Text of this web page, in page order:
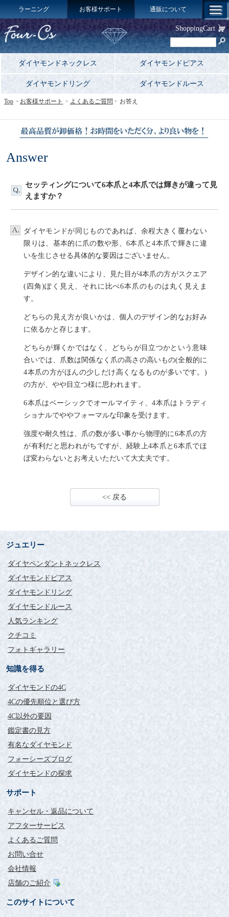
ラーニング お客様サポート 通販について
ダイヤモンドネックレス ダイヤモンドピアス
ダイヤモンドリング ダイヤモンドルース
Answer
セッティングについて6本爪と4本爪では輝きが違って見
えますか？
ダイヤモンドが同じものであれば、余程大きく覆わない
限りは、基本的に爪の数や形、6本爪と4本爪で輝きに違
いを生じさせる具体的な要因はございません。
デザイン的な違いにより、見た目が4本爪の方がスクエア
(四角)ぽく見え、それに比べ6本爪のものは丸く見えま
す。
どちらの見え方が良いかは、個人のデザイン的なお好み
に依るかと存じます。
どちらが輝くかではなく、どちらが目立つかという意味
合いでは、爪数は関係なく爪の高さの高いもの(全般的に
4本爪の方がほんの少しだけ高くなるものが多いです。)
の方が、やや目立つ様に思われます。
6本爪はベーシックでオールマイティ、4本爪はトラディ
ショナルでややフォーマルな印象を受けます。
強度や耐久性は、爪の数が多い事から物理的に6本爪の方
が有利だと思われがちですが、経験上4本爪と6本爪でほ
ぼ変わらないとお考えいただいて大丈夫です。
<< 戻る
Top お客様サポート よくあるご質問 お答え
ShoppingCart
ジュエリー
ダイヤペンダントネックレス
ダイヤモンドピアス
ダイヤモンドリング
ダイヤモンドルース
人気ランキング
クチコミ
フォトギャラリー
知識を得る
ダイヤモンドの4C
4Cの優先順位と選び方
4C以外の要因
鑑定書の見方
有名なダイヤモンド
フォーシーズブログ
ダイヤモンドの探求
サポート
キャンセル・返品について
アフターサービス
よくあるご質問
お問い合せ
会社情報
店舗のご紹介
このサイトについて